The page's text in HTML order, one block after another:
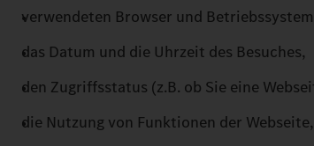
verwendeten Browser und
das Datum und die Uhrzeit des Besuches,
den Zugriffsstatus (z.B. ob Sie eine
die Nutzung von Funktionen der Webseite,